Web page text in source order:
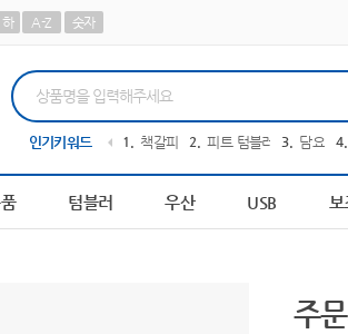
하 A-Z 숫자
인기키워드
10 AP-100194 1 책갈피 2 피트 텀블러 3 담요 4
텀블러 우산 USB 보
주